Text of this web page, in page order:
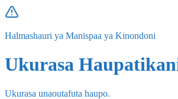
Halmashauri ya Manispaa ya Kinondoni
Ukurasa
Ukurasa unaoutafuta haupo.